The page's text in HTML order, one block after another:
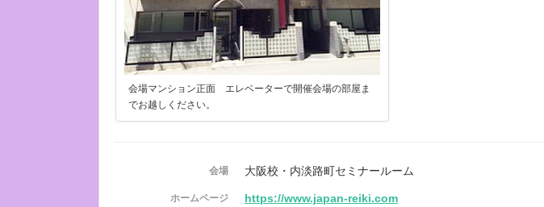
会場マンション正面 エレベーターで開催会場の部屋ま
でお越しください。
会場 大阪校・内淡路町セミナールーム
ホームページ https://www.japan-reiki.com